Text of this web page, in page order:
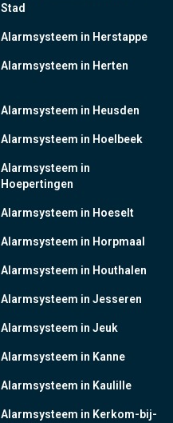
Stad
Alarmsysteem in Herstappe
Alarmsysteem in Herten
Alarmsysteem in Heusden
Alarmsysteem in Hoelbeek
Alarmsysteem in
Hoepertingen
Alarmsysteem in Hoeselt
Alarmsysteem in Horpmaal
Alarmsysteem in Houthalen
Alarmsysteem in Jesseren
Alarmsysteem in Jeuk
Alarmsysteem in Kanne
Alarmsysteem in Kaulille
Alarmsysteem in Kerkom-bij-